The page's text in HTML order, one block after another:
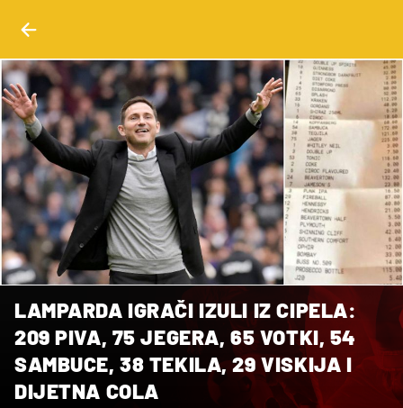
LAMPARDA IGRAČI IZULI IZ CIPELA:
209 PIVA, 75 JEGERA, 65 VOTKI, 54
SAMBUCE, 38 TEKILA, 29 VISKIJA I
DIJETNA COLA